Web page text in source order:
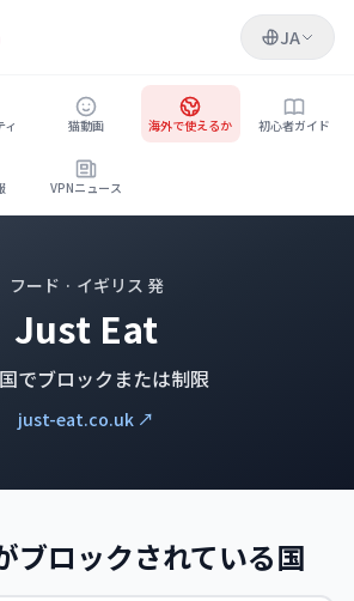
JA
ィ 猫動画 海外で使えるか 初心者ガイド
VPNニュース
フード · イギリス 発
Just Eat
でブロックまたは制限
just-eat.co.uk ↗
ブロックされている国